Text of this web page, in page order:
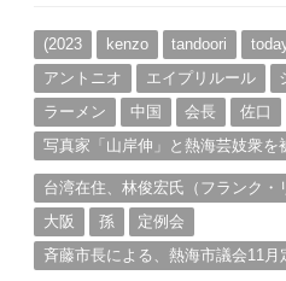
ブ(2023 kenzo tandoori
アントニオ
エイプリルール
ラーメン
中国 会長
佐口
写真家「山岸伸」と熱海芸妓衆を
台湾在住、林俊宏氏（フランク
大阪
孫
定例会
斉藤市長による、熱海市議会11